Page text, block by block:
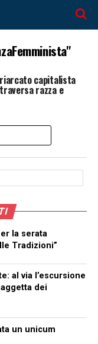
capitalista
razza e
la serata
Tradizioni”
al via l’escursione
dei
un unicum